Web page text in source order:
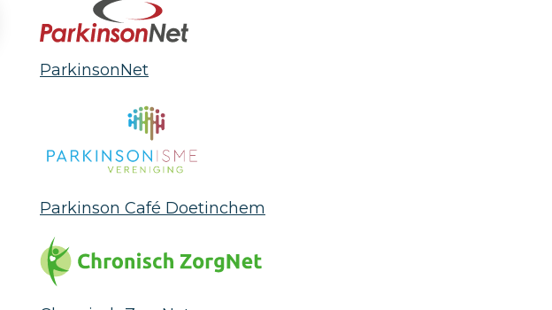
ParkinsonNet
Parkinson Café Doetinchem